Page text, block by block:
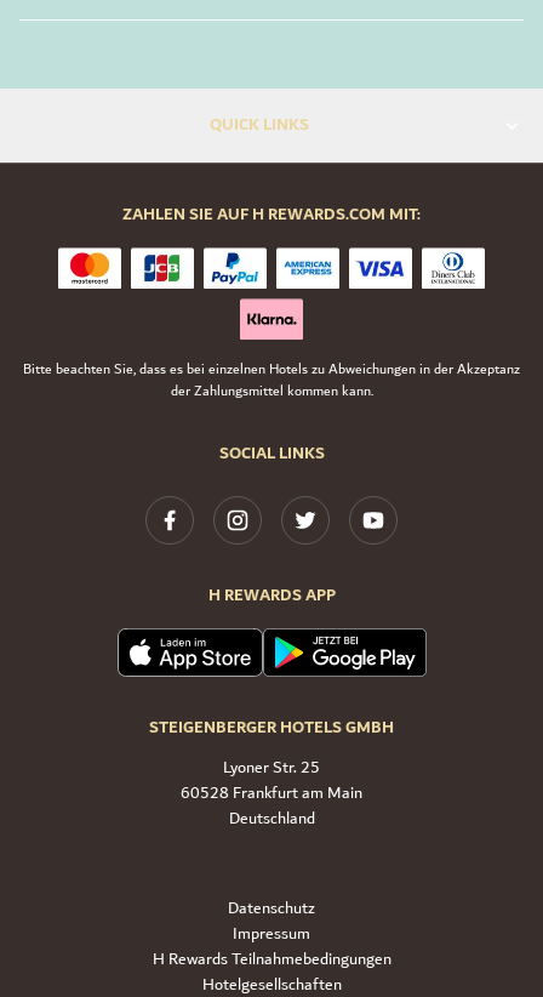
QUICK LINKS
SOCIAL LINKS
H REWARDS APP
STEIGENBERGER HOTELS GMBH
Lyoner Str. 25
60528 Frankfurt am Main
Deutschland
ZAHLEN SIE AUF H REWARDS.COM MIT:
Bitte beachten Sie, dass es bei einzelnen Hotels zu Abweichungen in der Akzeptanz
der Zahlungsmittel kommen kann.
Datenschutz
Impressum
H Rewards Teilnahmebedingungen
Hotelgesellschaften